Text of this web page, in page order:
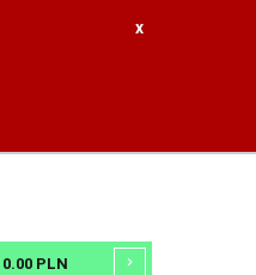
x
0.00 PLN